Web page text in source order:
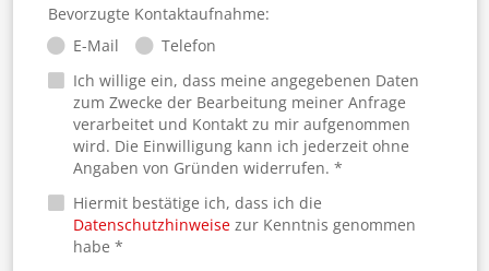
Bevorzugte Kontaktaufnahme:
E-Mail
Telefon
Ich willige ein, dass meine angegebenen Daten
zum Zwecke der Bearbeitung meiner Anfrage
verarbeitet und Kontakt zu mir aufgenommen
wird. Die Einwilligung kann ich jederzeit ohne
Angaben von Gründen widerrufen. *
Hiermit bestätige ich, dass ich die
Datenschutzhinweisezur Kenntnis genommen
habe *